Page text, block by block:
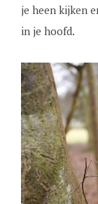
je heen kijken
in je hoofd.